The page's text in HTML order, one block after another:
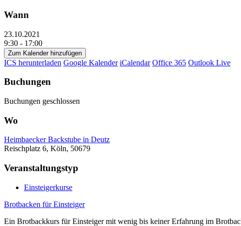
Wann
23.10.2021
9:30 - 17:00
Zum Kalender hinzufügen
ICS herunterladen Google Kalender iCalendar Office 365 Outlook Live
Buchungen
Buchungen geschlossen
Wo
Heimbaecker Backstube in Deutz
Reischplatz 6, Köln, 50679
Veranstaltungstyp
Einsteigerkurse
Brotbacken für Einsteiger
Ein Brotbackkurs für Einsteiger mit wenig bis keiner Erfahrung im